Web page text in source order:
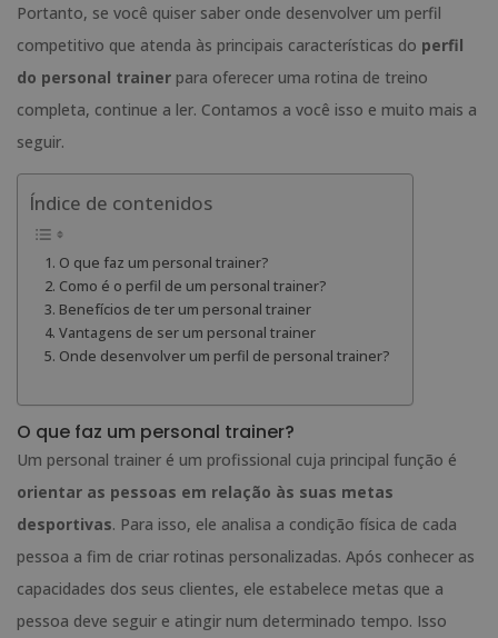
Portanto, se você quiser saber onde desenvolver um perfil
competitivo que atenda às principais características do perfil
do personal trainer para oferecer uma rotina de treino
completa, continue a ler. Contamos a você isso e muito mais a
seguir.
Índice de contenidos
O que faz um personal trainer?
Como é o perfil de um personal trainer?
Benefícios de ter um personal trainer
Vantagens de ser um personal trainer
Onde desenvolver um perfil de personal trainer?
O que faz um personal trainer?
Um personal trainer é um profissional cuja principal função é
orientar as pessoas em relação às suas metas
desportivas. Para isso, ele analisa a condição física de cada
pessoa a fim de criar rotinas personalizadas. Após conhecer as
capacidades dos seus clientes, ele estabelece metas que a
pessoa deve seguir e atingir num determinado tempo. Isso